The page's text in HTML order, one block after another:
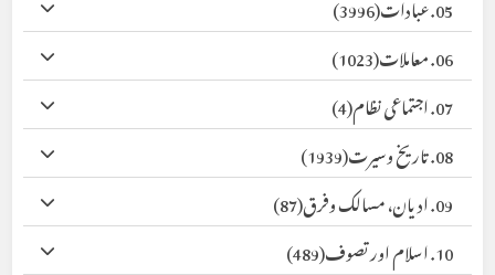
06. معاملات
(1023)
07. اجتماعی نظام
(4)
08. تاریخ وسیرت
(1939)
09. ادیان، مسالک وفرق
(87)
10. اسلام اور تصوف
(489)